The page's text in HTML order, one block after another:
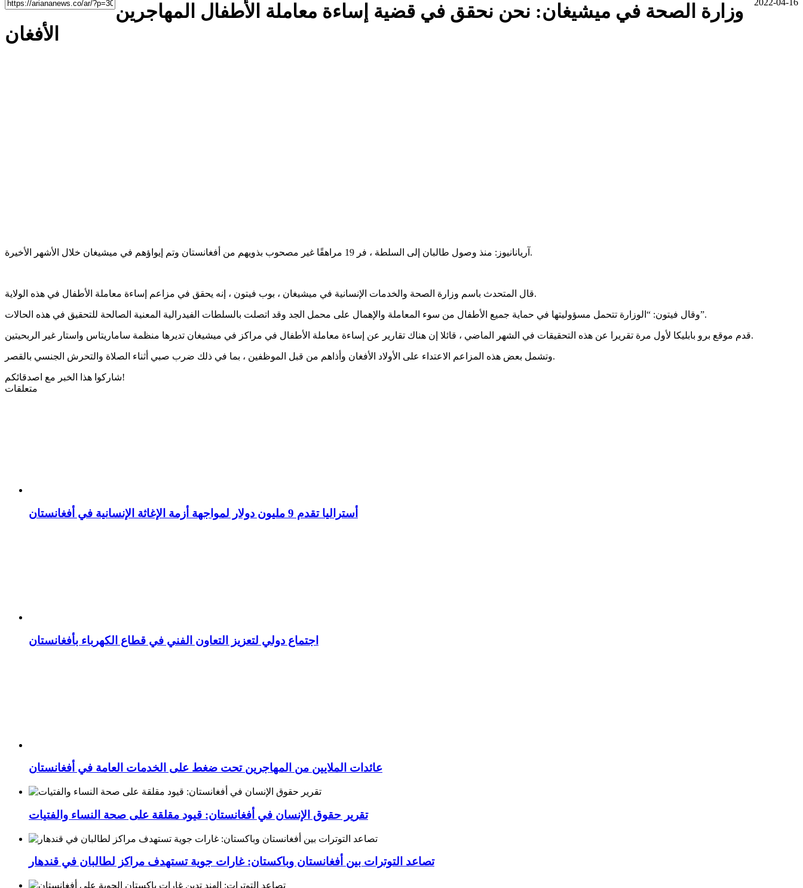
2022-04-16
وزارة الصحة في ميشيغان: نحن نحقق في قضية إساءة معاملة الأطفال المهاجرين
الأفغان
آریانانیوز: منذ وصول طالبان إلى السلطة ، فر 19 مراهقًا غير مصحوب بذويهم من أفغانستان وتم إيواؤهم في ميشيغان خلال الأشهر الأخيرة.
قال المتحدث باسم وزارة الصحة والخدمات الإنسانية في ميشيغان ، بوب فيتون ، إنه يحقق في مزاعم إساءة معاملة الأطفال في هذه الولاية.
وقال فيتون: “الوزارة تتحمل مسؤوليتها في حماية جميع الأطفال من سوء المعاملة والإهمال على محمل الجد وقد اتصلت بالسلطات الفيدرالية المعنیة الصالحة للتحقيق في هذه الحالات”.
قدم موقع برو بابليكا لأول مرة تقريرا عن هذه التحقيقات في الشهر الماضي ، قائلا إن هناك تقارير عن إساءة معاملة الأطفال في مراكز في ميشيغان تديرها منظمة ساماريتاس واستار غير الربحيتین.
وتشمل بعض هذه المزاعم الاعتداء علی الأولاد الأفغان وأذاهم من قبل الموظفين ، بما في ذلك ضرب صبي أثناء الصلاة والتحرش الجنسي بالقصر.
شاركوا هذا الخبر مع اصدقائكم!
متعلقات
أستراليا تقدم 9 مليون دولار لمواجهة أزمة الإغاثة الإنسانية في أفغانستان
اجتماع دولي لتعزيز التعاون الفني في قطاع الكهرباء بأفغانستان
عائدات الملايين من المهاجرين تحت ضغط على الخدمات العامة في أفغانستان
تقرير حقوق الإنسان في أفغانستان: قيود مقلقة على صحة النساء والفتيات
تصاعد التوترات بين أفغانستان وباكستان: غارات جوية تستهدف مراكز لطالبان في قندهار